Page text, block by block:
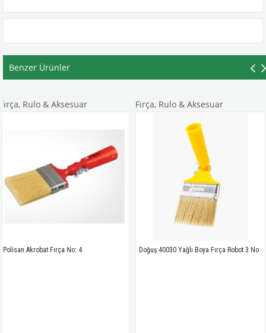
Benzer Ürünler
& Aksesuar
Fırça No: 4
Fırça, Rulo & Aksesuar
Doğuş 40030 Yağlı Boya Fırça Robot 3 No